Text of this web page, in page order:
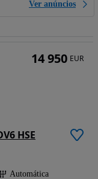
Ver anúncios
HSE
Automática
14 950 EUR